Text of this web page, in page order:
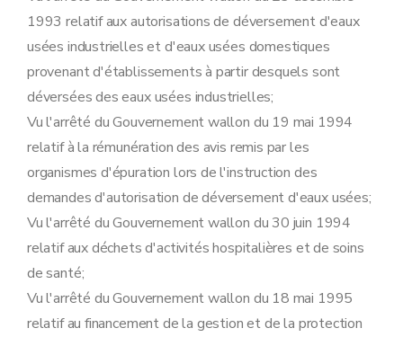
Art. 115
Sous-section 6 Obligations de l'exploitant
Art. 116
Sous-section 7 Mesures de police administrative
Art. 117
Sous-section 8
Etude de caractérisation
Art. 118
Sous-section 9 Sanctions pénales
Art. 119
Sous-section 10 Recours
Art. 120
Sous-section11
Obligation de notification périodique de données environnementales
Art.120bis
Chapitre III Remise en état
Art. 121
Chapitre IV
Section première Dispositions abrogatoires et modificatives
Sous-section première Etablissements dangereux, insalubres et incommodes
1993 relatif aux autorisations de déversement d'eaux
usées industrielles et d'eaux usées domestiques
provenant d'établissements à partir desquels sont
déversées des eaux usées industrielles;
Vu l'arrêté du Gouvernement wallon du 19 mai 1994
relatif à la rémunération des avis remis par les
organismes d'épuration lors de l'instruction des
demandes d'autorisation de déversement d'eaux usées;
Vu l'arrêté du Gouvernement wallon du 30 juin 1994
relatif aux déchets d'activités hospitalières et de soins
de santé;
Vu l'arrêté du Gouvernement wallon du 18 mai 1995
relatif au financement de la gestion et de la protection